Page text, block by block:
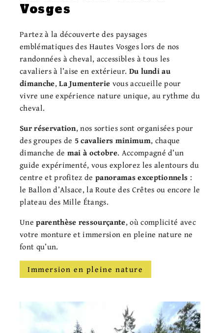
Vosges
Partez à la découverte des paysages
emblématiques des Hautes Vosges lors de nos
randonnées à cheval, accessibles à tous les
cavaliers à l’aise en extérieur. Du lundi au
dimanche,La Jumenterie vous accueille pour
vivre une expérience nature unique, au rythme du
cheval.
Sur réservation, nos sorties sont organisées pour
des groupes de 5 cavaliers minimum, chaque
dimanche de mai à octobre. Accompagné d’un
guide expérimenté, vous explorez les alentours du
centre et profitez depanoramas exceptionnels :
le Ballon d’Alsace, la Route des Crêtes ou encore le
plateau des Mille Étangs.
Uneparenthèse ressourçante, où complicité avec
votre monture et immersion en pleine nature ne
font qu’un.
Immersion en pleine nature